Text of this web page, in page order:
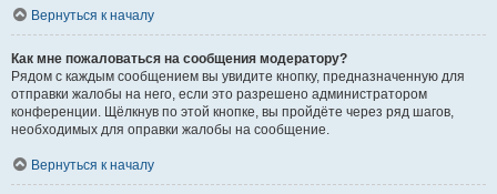
Вернуться к началу
Как мне пожаловаться на сообщения модератору?
Рядом с каждым сообщением вы увидите кнопку, предназначенную для
отправки жалобы на него, если это разрешено администратором
конференции. Щёлкнув по этой кнопке, вы пройдёте через ряд шагов,
необходимых для оправки жалобы на сообщение.
Вернуться к началу